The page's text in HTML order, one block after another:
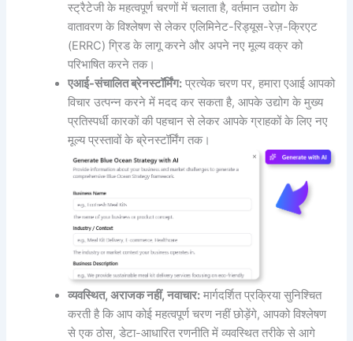
स्ट्रैटेजी के महत्वपूर्ण चरणों में चलाता है, वर्तमान उद्योग के
वातावरण के विश्लेषण से लेकर एलिमिनेट-रिड्यूस-रेज़-क्रिएट
(ERRC) ग्रिड के लागू करने और अपने नए मूल्य वक्र को
परिभाषित करने तक।
एआई-संचालित ब्रेनस्टॉर्मिंग: प्रत्येक चरण पर, हमारा एआई आपको
विचार उत्पन्न करने में मदद कर सकता है, आपके उद्योग के मुख्य
प्रतिस्पर्धी कारकों की पहचान से लेकर आपके ग्राहकों के लिए नए
मूल्य प्रस्तावों के ब्रेनस्टॉर्मिंग तक।
व्यवस्थित, अराजक नहीं, नवाचार: मार्गदर्शित प्रक्रिया सुनिश्चित
करती है कि आप कोई महत्वपूर्ण चरण नहीं छोड़ेंगे, आपको विश्लेषण
से एक ठोस, डेटा-आधारित रणनीति में व्यवस्थित तरीके से आगे